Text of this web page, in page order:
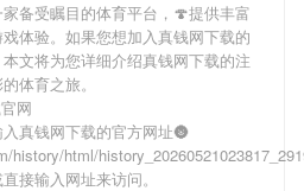
备受瞩目的体育平台，🍄提供丰富
体验。如果您想加入真钱网下载的
文将为您详细介绍真钱网下载的注
体育之旅。
网
真钱网下载的官方网址🌚
history/html/
接输入网址来访问。